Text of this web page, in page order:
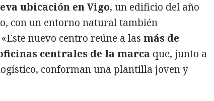
ubicación en Vigo, un edificio del año
con un entorno natural también
nuevo centro reúne a las más de
centrales de la marca que, junto a
conforman una plantilla joven y